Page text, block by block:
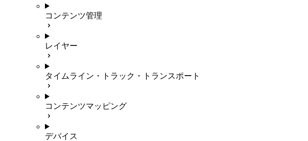
コンテンツ管理
レイヤー
タイムライン・トラック・トランスポート
コンテンツマッピング
デバイス